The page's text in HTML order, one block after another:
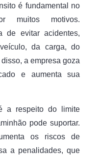
é fundamental no
muitos motivos.
de evitar acidentes,
da carga, do
a empresa goza
e aumenta sua
a respeito do limite
pode suportar.
os riscos de
a penalidades, que